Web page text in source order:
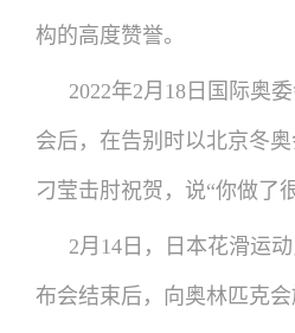
构的高度赞誉。
2022年2月18日国际奥
会后，在告别时以北京冬
刁莹击肘祝贺，说“你做了
2月14日，日本花滑运
布会结束后，向奥林匹克